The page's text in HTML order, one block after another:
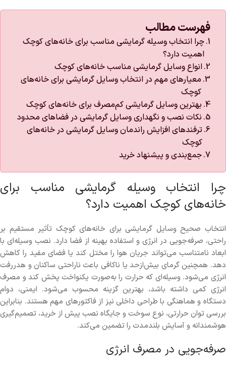
فهرست مطالب
چرا انتخاب وسیله گرمایشی مناسب برای خانه‌های کوچک
اهمیت دارد؟
انواع وسایل گرمایشی مناسب خانه‌های کوچک
معیارهای مهم در انتخاب وسایل گرمایشی برای خانه‌های
کوچک
بهترین وسایل گرمایشی کم‌مصرف برای خانه‌های کوچک
نکات نصب و نگهداری وسایل گرمایشی در فضاهای محدود
ترفندهای افزایش راندمان وسایل گرمایشی در خانه‌های
کوچک
جمع‌بندی و پیشنهاد خرید
چرا انتخاب وسیله گرمایشی مناسب برای
خانه‌های کوچک اهمیت دارد؟
انتخاب صحیح وسایل گرمایشی برای خانه‌های کوچک تأثیر مستقیم بر
راحتی، صرفه‌جویی در انرژی و استفاده بهینه از فضا دارد. نصب وسیله‌ای با
ابعاد نامتناسب می‌تواند جریان هوا را مختل کند یا فضای مفید را کاهش
دهد. همچنین گرمای بیش‌ازحد یا ناکافی باعث ناراحتی ساکنان و هدررفت
انرژی می‌شود. وسیله‌ای که حرارت را به‌صورت یکنواخت پخش کند و مصرف
انرژی کمی داشته باشد، بهترین گزینه محسوب می‌شود. ایمنی، دوام
دستگاه و هماهنگی با طراحی داخلی نیز از فاکتورهای مهم هستند. بنابراین
بررسی توان حرارتی، نوع سوخت و جایگاه نصب پیش از خرید، تصمیم‌گیری
هوشمندانه و آسایش بلندمدت را تضمین می‌کند.
صرفه‌جویی در مصرف انرژی